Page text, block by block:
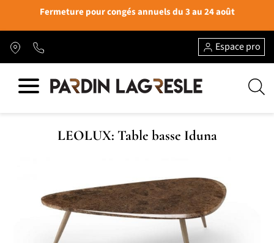
Fermeture pour congés annuels du 3 au 24 août
Espace pro
LEOLUX: Table basse Iduna